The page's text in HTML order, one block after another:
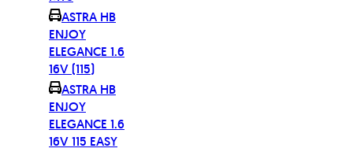
ASTRA HB
ENJOY
ELEGANCE 1.6
16V (115)
ASTRA HB
ENJOY
ELEGANCE 1.6
16V 115 EASY